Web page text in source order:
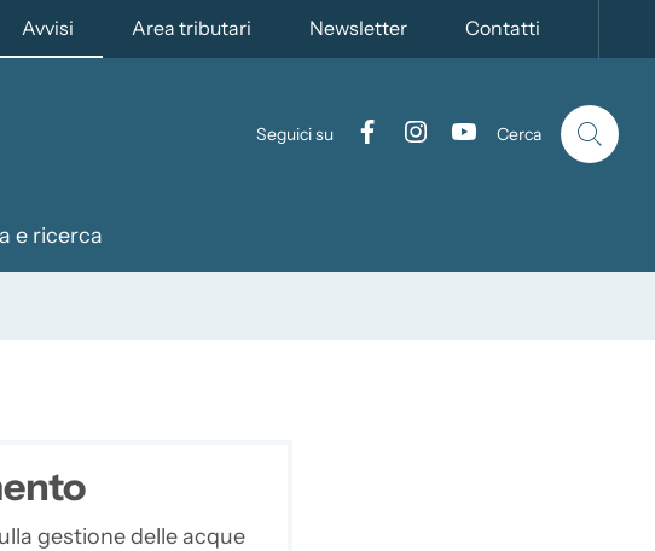
Avvisi Area tributari Newsletter Contatti
Seguici su FacebookInstagram
YouTube
Cerca
e ricerca
gestione delle acque